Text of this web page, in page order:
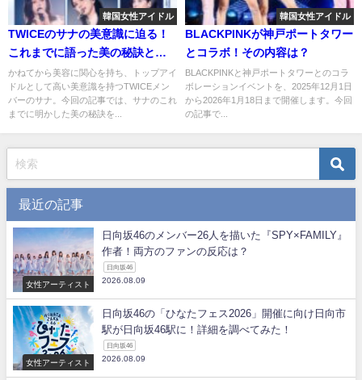
韓国女性アイドル
TWICEのサナの美意識に迫る！
これまでに語った美の秘訣と
は？
かねてから美容に関心を持ち、トップアイ
ドルとして高い美意識を持つTWICEメン
バーのサナ。今回の記事では、サナのこれ
までに明かした美の秘訣を...
韓国女性アイドル
BLACKPINKが神戸ポートタワー
とコラボ！その内容は？
BLACKPINKと神戸ポートタワーとのコラ
ボレーションイベントを、2025年12月1日
から2026年1月18日まで開催します。今回
の記事で...
最近の記事
女性アーティスト
日向坂46のメンバー26人を描いた『SPY×FAMILY』
作者！両方のファンの反応は？
日向坂46
2026.08.09
女性アーティスト
日向坂46の「ひなたフェス2026」開催に向け日向市
駅が日向坂46駅に！詳細を調べてみた！
日向坂46
2026.08.09